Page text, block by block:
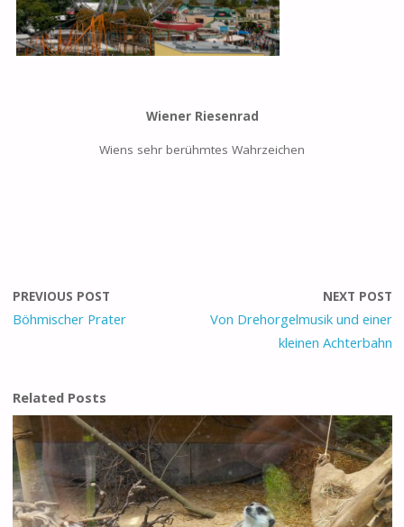
Wiener Riesenrad
Wiens sehr berühmtes Wahrzeichen
PREVIOUS POST
Böhmischer Prater
NEXT POST
Von Drehorgelmusik und einer
kleinen Achterbahn
Related Posts